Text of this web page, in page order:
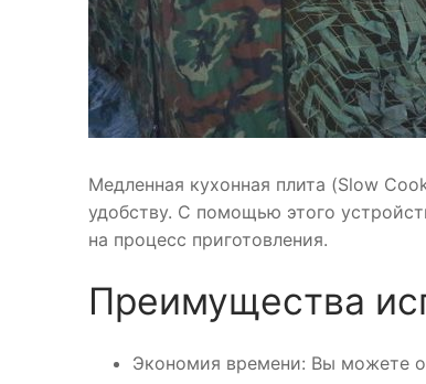
Медленная кухонная плита (Slow
удобству. С помощью этого
на процесс приготовления.
Преимущества
Экономия времени: Вы можете